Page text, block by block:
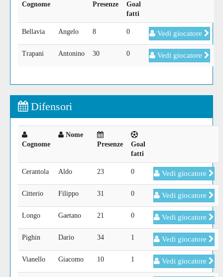
Cognome
Presenze
Goal
fatti
Bellavia Angelo 8 0 Vedi giocatore
Trapani Antonino 30 0 Vedi giocatore
Difensori
Cognome
Nome
Presenze
Goal
fatti
Cerantola Aldo 23 0 Vedi giocatore
Citterio Filippo 31 0 Vedi giocatore
Longo Gaetano 21 0 Vedi giocatore
Pighin Dario 34 1 Vedi giocatore
Vianello Giacomo 10 1 Vedi giocatore